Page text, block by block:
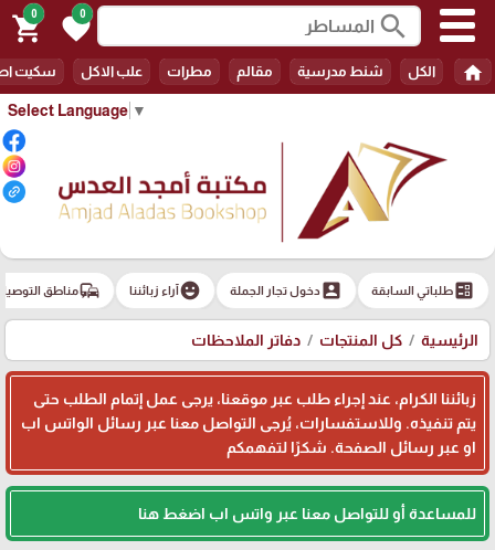
Select Language ▼
search
0
favorite
0
shopping_cart
home الكل شنط مدرسية مقالم مطرات علب الاكل سكيت
ballotطلباتي السابقة account_boxدخول تجار الجملة emoji_emotionsآراء زبائننا commuteمناطق
الرئيسية كل المنتجات دفاتر الملاحظات
زبائننا الكرام، عند إجراء طلب عبر موقعنا، يرجى عمل إتمام الطلب حتى
يتم تنفيذه. وللاستفسارات، يُرجى التواصل معنا عبر رسائل الواتس اب
او عبر رسائل الصفحة. شكرًا لتفهمكم
للمساعدة أو للتواصل معنا عبر واتس اب اضغط هنا